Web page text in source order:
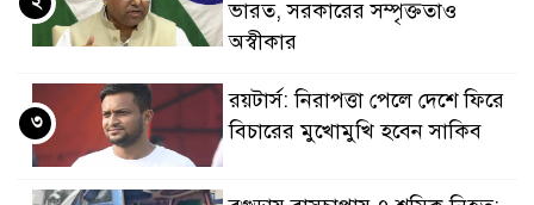
ভারত, সরকারের সম্পৃক্ততাও
অস্বীকার
রয়টার্স: নিরাপত্তা পেলে দেশে ফিরে
বিচারের মুখোমুখি হবেন সাকিব
৩